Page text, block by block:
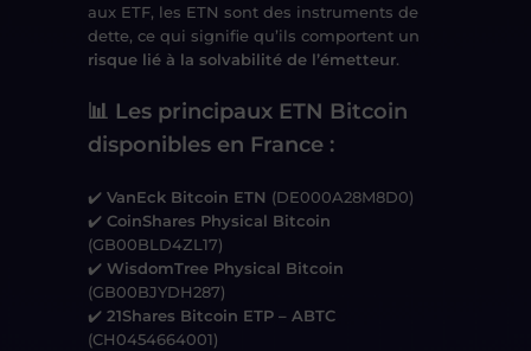
aux ETF, les ETN sont des instruments de
dette, ce qui signifie qu’ils comportent un
risque lié à la solvabilité de l’émetteur.
📊 Les principaux ETN Bitcoin
disponibles en France :
✔️ VanEck Bitcoin ETN (DE000A28M8D0)
✔️ CoinShares Physical Bitcoin
(GB00BLD4ZL17)
✔️ WisdomTree Physical Bitcoin
(GB00BJYDH287)
✔️ 21Shares Bitcoin ETP – ABTC
(CH0454664001)